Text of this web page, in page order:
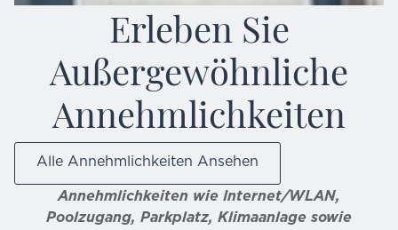
Erleben Sie
Außergewöhnliche
Annehmlichkeiten
Alle Annehmlichkeiten Ansehen
Annehmlichkeiten wie Internet/WLAN,
Poolzugang, Parkplatz, Klimaanlage sowie